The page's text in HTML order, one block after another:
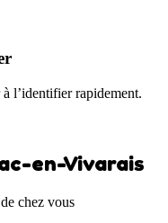
l’identifier rapidement.
en-Vivarais
chez vous